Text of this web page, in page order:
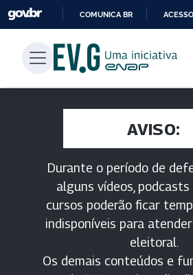
PARA
COMUNICA BR
AVISO:
Durante o período de
alguns vídeos,
cursos poderão ficar
indisponíveis para
eleitoral.
Os demais conteúdos e